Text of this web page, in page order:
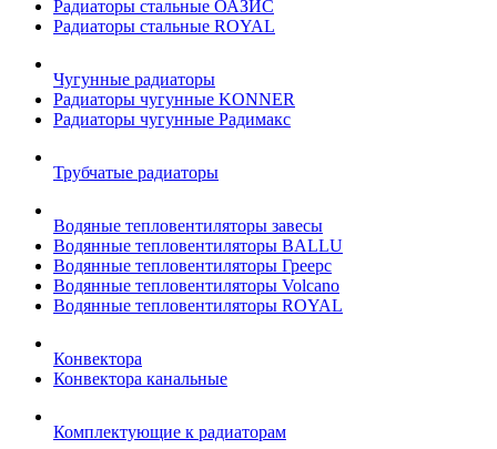
Радиаторы стальные ОАЗИС
Радиаторы стальные ROYAL
Чугунные радиаторы
Радиаторы чугунные KONNER
Радиаторы чугунные Радимакс
Трубчатые радиаторы
Водяные тепловентиляторы завесы
Водянные тепловентиляторы BALLU
Водянные тепловентиляторы Греерс
Водянные тепловентиляторы Volcano
Водянные тепловентиляторы ROYAL
Конвектора
Конвектора канальные
Комплектующие к радиаторам